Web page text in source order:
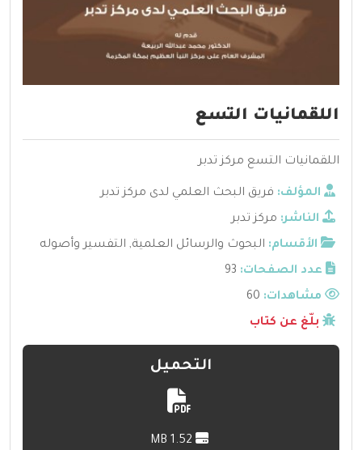
اللقمانيات التسع
اللقمانيات التسع مركز تدبر
المؤلف: فريق البحث العلمي لدى مركز تدبر
الناشر: مركز تدبر
الأقسام: البحوث والرسائل العلمية, التفسير وأصوله
عدد الصفحات: 93
مشاهدات:
بلّغ عن كتاب
التحميل